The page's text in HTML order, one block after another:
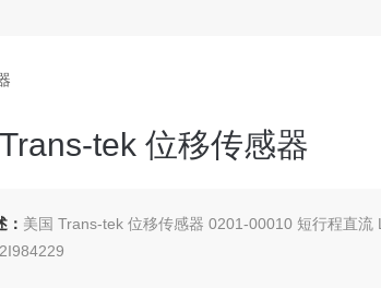
tek 位移传感器
： 美国 Trans-tek 位移传感器 0201-00010 短行程直流